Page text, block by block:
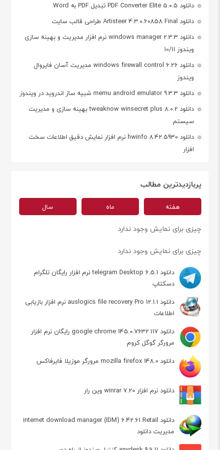
دانلود PDF Converter Elite 5.0.5 تبدیل PDF به Word
دانلود Artisteer 4.3.0.60858 Final طراحی قالب سایت
دانلود windows manager 2.3.3 نرم افزار مدیریت و بهینه سازی
ویندوز 10/11
دانلود windows firewall control 6.26 مدیریت آسان فایروال
ویندوز
دانلود memu android emulator 9.3.3 شبیه ساز اندروید در ویندوز
دانلود tweaknow winsecret plus 8.0.2 بهینه سازی و مدیریت
سیستم
دانلود hwinfo 8.42.5930 نرم افزار نمایش دقیق اطلاعات سخت
افزار
پربازدیدترین مطالب
هفته ماه سال
چیزی برای نمایش وجود ندارد
چیزی برای نمایش وجود ندارد
دانلود telegram Desktop 6.5.1 نرم افزار رایگان تلگرام
دسکتاپ
دانلود auslogics file recovery Pro 12.1.1 نرم افزار بازیابی
اطلاعات
دانلود google chrome 145.0.7632.117 رایگان نرم افزار
مرورگر گوگل کروم
دانلود mozilla firefox 148.0 مرورگر موزیلا فایرفاکس
دانلود نرم افزار winrar 7.20 وین رار
دانلود internet download manager (IDM) 6.42.61 Retail
مدیریت دانلود